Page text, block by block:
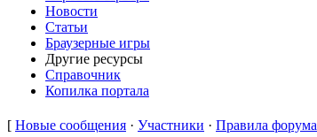
Новости
Статьи
Браузерные игры
Другие ресурсы
Справочник
Копилка портала
[ Новые сообщения · Участники · Правила форума